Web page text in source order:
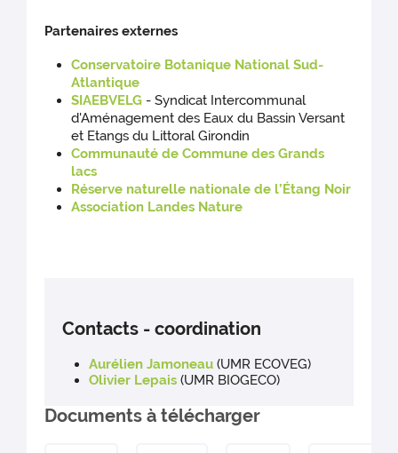
Partenaires externes
Conservatoire Botanique National Sud-
Atlantique
SIAEBVELG - Syndicat Intercommunal
d'Aménagement des Eaux du Bassin Versant
et Etangs du Littoral Girondin
Communauté de Commune des Grands
lacs
Réserve naturelle nationale de l’Étang Noir
Association Landes Nature
Contacts - coordination
Aurélien Jamoneau (UMR ECOVEG)
Olivier Lepais (UMR BIOGECO)
Documents à télécharger